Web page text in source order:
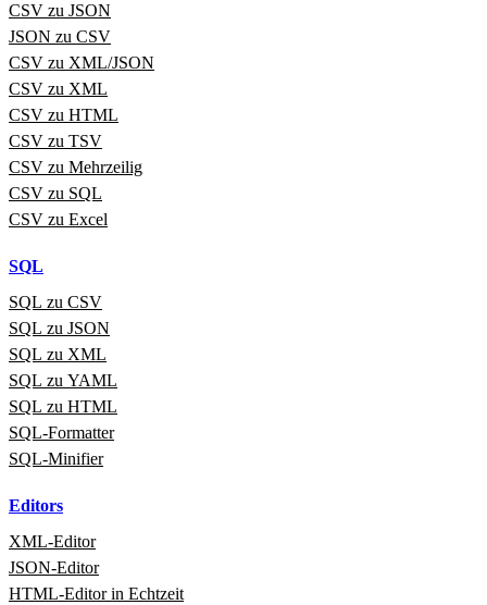
CSV zu JSON
JSON zu CSV
CSV zu XML/JSON
CSV zu XML
CSV zu HTML
CSV zu TSV
CSV zu Mehrzeilig
CSV zu SQL
CSV zu Excel
SQL
SQL zu CSV
SQL zu JSON
SQL zu XML
SQL zu YAML
SQL zu HTML
SQL‑Formatter
SQL‑Minifier
Editors
XML‑Editor
JSON‑Editor
HTML‑Editor in Echtzeit